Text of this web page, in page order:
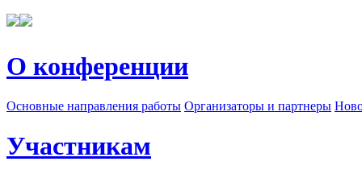
О конференции
Основные направления работы Организаторы и партнеры
Участникам